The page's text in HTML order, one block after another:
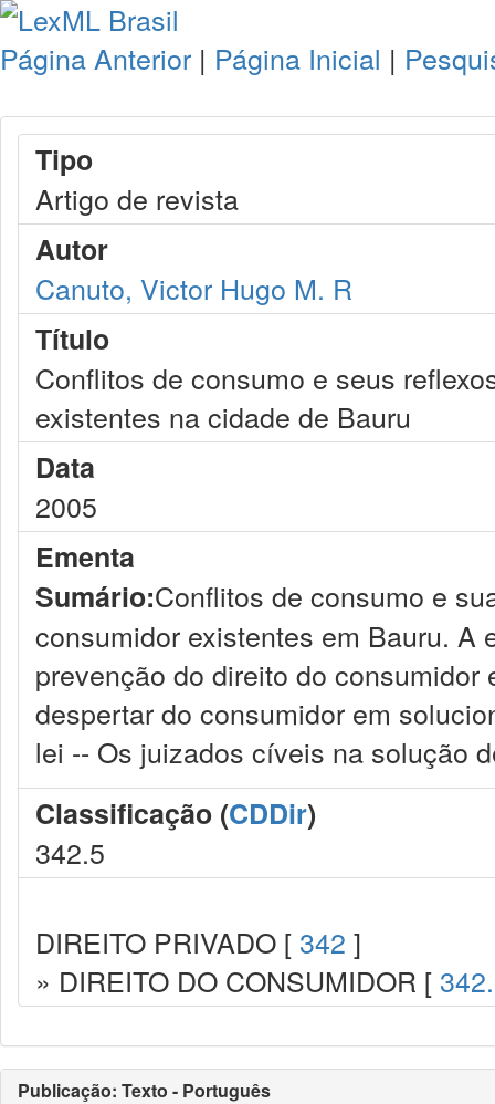
Página Anterior | Página Inicial |
Tipo
Artigo de revista
Autor
Canuto, Victor Hugo M. R
Título
Conflitos de consumo e seus
existentes na cidade de Bauru
Data
2005
Ementa
Sumário:Conflitos de consumo e
consumidor existentes em Bauru. A
prevenção do direito do
despertar do consumidor em
lei -- Os juizados cíveis na solução
Classificação (CDDir)
342.5
DIREITO PRIVADO [ 342 ]
» DIREITO DO CONSUMIDOR [
Publicação: Texto - Português